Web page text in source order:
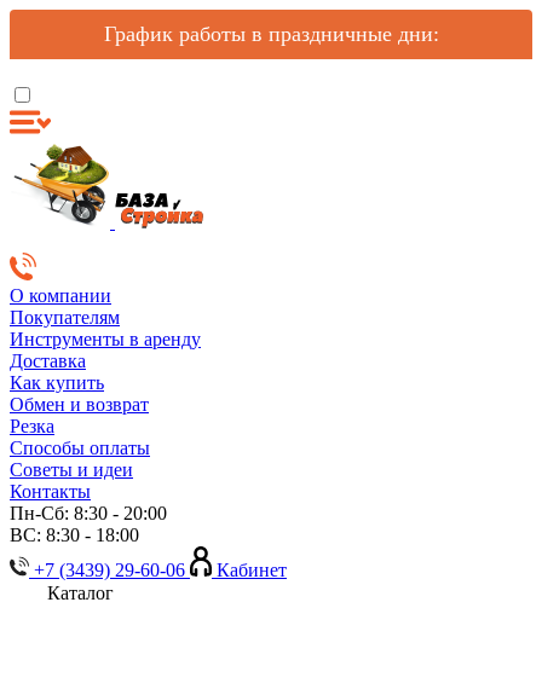
График работы в праздничные дни:
О компании
Покупателям
Инструменты в аренду
Доставка
Как купить
Обмен и возврат
Резка
Способы оплаты
Советы и идеи
Контакты
Пн-Сб: 8:30 - 20:00
ВС: 8:30 - 18:00
+7 (3439) 29-60-06
Кабинет
Каталог